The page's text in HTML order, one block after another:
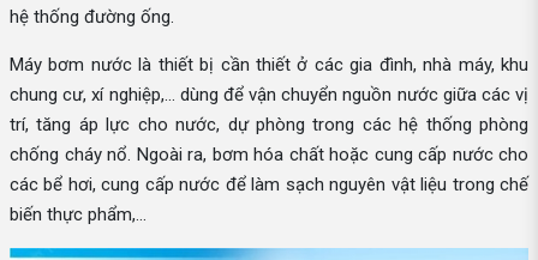
hệ thống đường ống.
Máy bơm nước là thiết bị cần thiết ở các gia đình, nhà máy, khu
chung cư, xí nghiệp,... dùng để vận chuyển nguồn nước giữa các vị
trí, tăng áp lực cho nước, dự phòng trong các hệ thống phòng
chống cháy nổ. Ngoài ra, bơm hóa chất hoặc cung cấp nước cho
các bể hơi, cung cấp nước để làm sạch nguyên vật liệu trong chế
biến thực phẩm,...